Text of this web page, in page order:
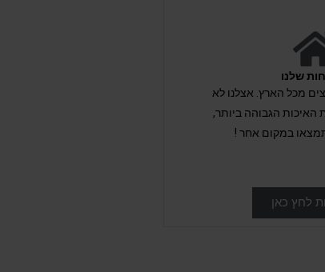
שלנו
מכל הארץ. אצלנו לא
הגבוהה ביותר,
במקום אחר !
לחץ כאן